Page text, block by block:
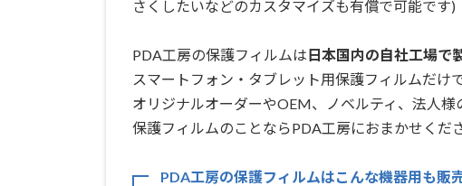
さくしたいなどのカスタマイズも有償で可能です)
PDA工房の保護フィルムは 日本国内の自社工場で
スマートフォン・タブレット用保護フィルムだけ
オリジナルオーダーやOEM、ノベルティ、法人様
保護フィルムのことならPDA工房におまかせくだ
PDA工房の保護フィルムはこんな機器用も販